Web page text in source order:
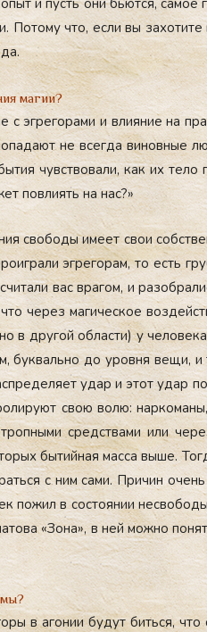
и пусть они бь­ют­ся, са­мое
По­тому что, ес­ли вы
магии?
с эг­ре­гора­ми и вли­яние на
не всег­да ви­нов­ные
чувс­тво­вали, как их те­ло
пов­ли­ять на нас?»
сво­боды име­ет свои
эг­ре­горам, то есть
вас вра­гом, и
че­рез ма­гичес­кое
в дру­гой об­ласти) у
бук­валь­но до уров­ня ве­щи,
удар и этот удар
свою во­лю:
средс­тва­ми или
бы­тий­ная мас­са вы­ше.
с ним са­ми. При­чин
по­жил в сос­то­янии
«Зо­на», в ней мож­но
в аго­нии бу­дут бить­ся,